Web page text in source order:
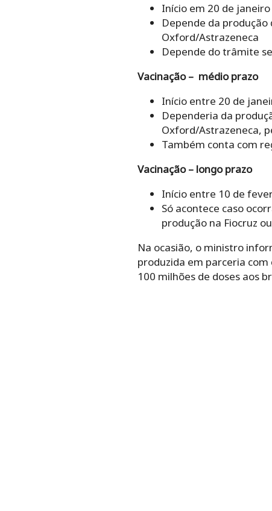
Início em 20 de janeiro
Depende da
Oxford/Astrazeneca
Depende do trâmite
Vacinação – médio prazo
Início entre 20 de
Dependeria da
Oxford/Astrazeneca,
Também conta com
Vacinação – longo prazo
Início entre 10 de
Só acontece caso
produção na Fiocruz
Na ocasião, o ministro
produzida em parceria
100 milhões de doses aos